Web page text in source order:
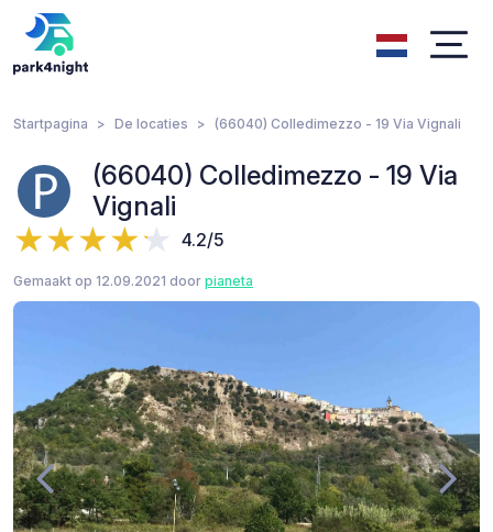
Startpagina De locaties (66040) Colledimezzo - 19 Via Vignali
(66040) Colledimezzo - 19 Via
Vignali
4.2/5
Gemaakt op 12.09.2021 door pianeta